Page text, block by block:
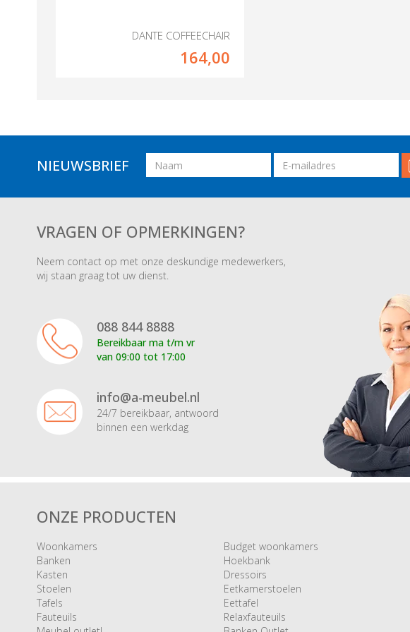
DANTE COFFEECHAIR
164,00
NIEUWSBRIEF Naam
Email
adres
VRAGEN OF OPMERKINGEN?
Neem contact op met onze deskundige medewerkers,
wij staan graag tot uw dienst.
088 844 8888
Bereikbaar ma t/m vr
van 09:00 tot 17:00
info@a-meubel.nl
24/7 bereikbaar, antwoord
binnen een werkdag
ONZE PRODUCTEN
Woonkamers
Banken
Kasten
Stoelen
Tafels
Fauteuils
Budget woonkamers
Hoekbank
Dressoirs
Eetkamerstoelen
Eettafel
Relaxfauteuils